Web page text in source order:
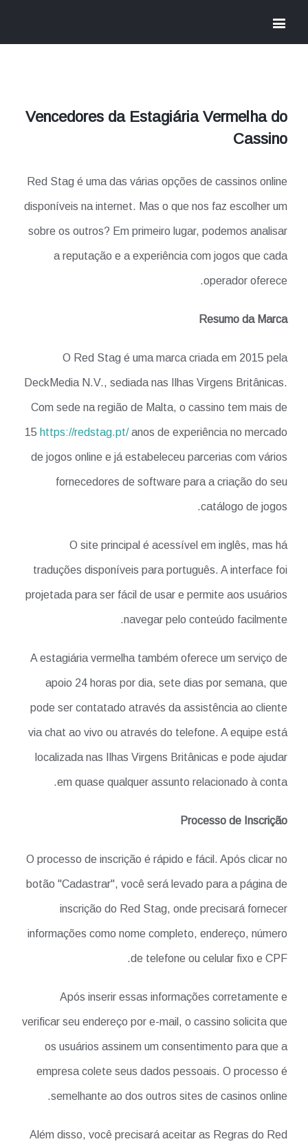
Vencedores da Estagiária Vermelha do
Cassino
Red Stag é uma das várias opções de cassinos online
disponíveis na internet. Mas o que nos faz escolher um
sobre os outros? Em primeiro lugar, podemos analisar
a reputação e a experiência com jogos que cada
operador oferece.
Resumo da Marca
O Red Stag é uma marca criada em 2015 pela
DeckMedia N.V., sediada nas Ilhas Virgens Britânicas.
Com sede na região de Malta, o cassino tem mais de
15 https://redstag.pt/anos de experiência no mercado
de jogos online e já estabeleceu parcerias com vários
fornecedores de software para a criação do seu
catálogo de jogos.
O site principal é acessível em inglês, mas há
traduções disponíveis para português. A interface foi
projetada para ser fácil de usar e permite aos usuários
navegar pelo conteúdo facilmente.
A estagiária vermelha também oferece um serviço de
apoio 24 horas por dia, sete dias por semana, que
pode ser contatado através da assistência ao cliente
via chat ao vivo ou através do telefone. A equipe está
localizada nas Ilhas Virgens Britânicas e pode ajudar
em quase qualquer assunto relacionado à conta.
Processo de Inscrição
O processo de inscrição é rápido e fácil. Após clicar no
botão "Cadastrar", você será levado para a página de
inscrição do Red Stag, onde precisará fornecer
informações como nome completo, endereço, número
de telefone ou celular fixo e CPF.
Após inserir essas informações corretamente e
verificar seu endereço por e-mail, o cassino solicita que
os usuários assinem um consentimento para que a
empresa colete seus dados pessoais. O processo é
semelhante ao dos outros sites de casinos online.
Além disso, você precisará aceitar as Regras do Red